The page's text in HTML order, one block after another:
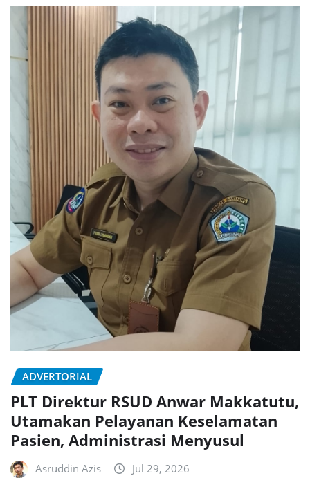
ADVERTORIAL
PLT Direktur RSUD Anwar Makkatutu,
Utamakan Pelayanan Keselamatan
Pasien, Administrasi Menyusul
Asruddin Azis Jul 29, 2026